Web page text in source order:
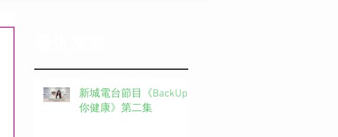
新城電台節目《BackUp
你健康》第二集